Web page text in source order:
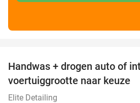
Handwas + drogen auto of
voertuiggrootte naar keuze
Elite Detailing